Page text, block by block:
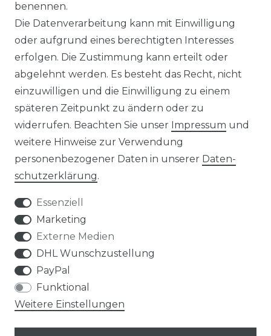
HERSTELLER
REFERENZEN
Widerrufs­recht
VERTRAG WIDERRUFEN
Klimaprofis GmbH & Co. KG
benennen.
Die Datenverarbeitung kann mit Einwilligung
oder aufgrund eines berechtigten Interesses
erfolgen. Die Zustimmung kann erteilt oder
abgelehnt werden. Es besteht das Recht, nicht
einzuwilligen und die Einwilligung zu einem
späteren Zeitpunkt zu ändern oder zu
widerrufen. Beachten Sie unser Impressum und
weitere Hinweise zur Verwendung
personenbezogener Daten in unserer Daten­
schutz­erklärung.
Essenziell
Marketing
Externe Medien
DHL Wunschzustellung
PayPal
Funktional
Weitere Einstellungen